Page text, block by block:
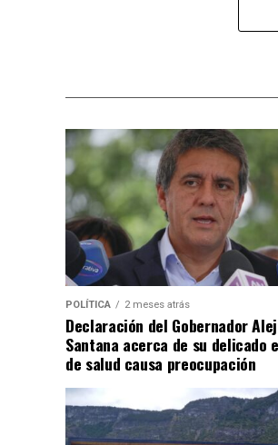
POLÍTICA 2 meses atrás
Declaración del Gobernador
Santana acerca de su delicado
de salud causa preocupación